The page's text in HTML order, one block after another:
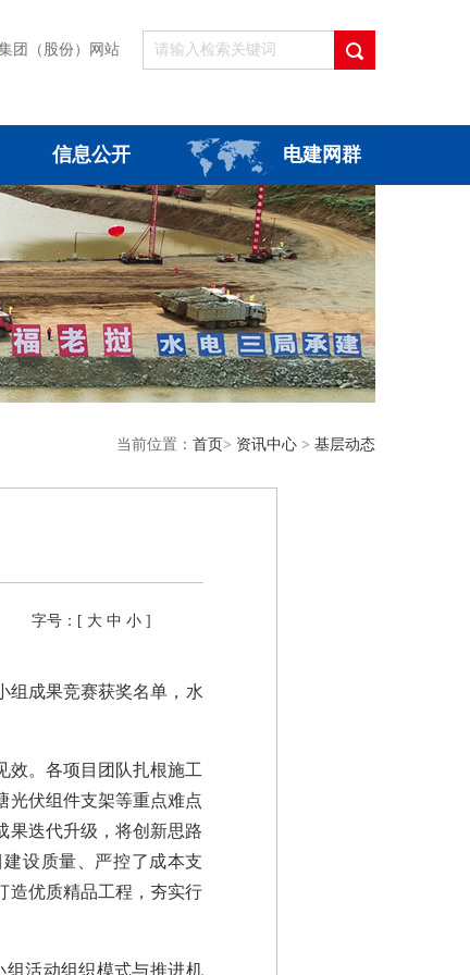
团（股份）网站
信息公开 电建网群
当前位置： 首页> 资讯中心 > 基层动态
字号：[ 大 中 小 ]
组成果竞赛获奖名单，水
效。各项目团队扎根施工
光伏组件支架等重点难点
果迭代升级，将创新思路
设质量、严控了成本支
造优质精品工程，夯实行
组活动组织模式与推进机